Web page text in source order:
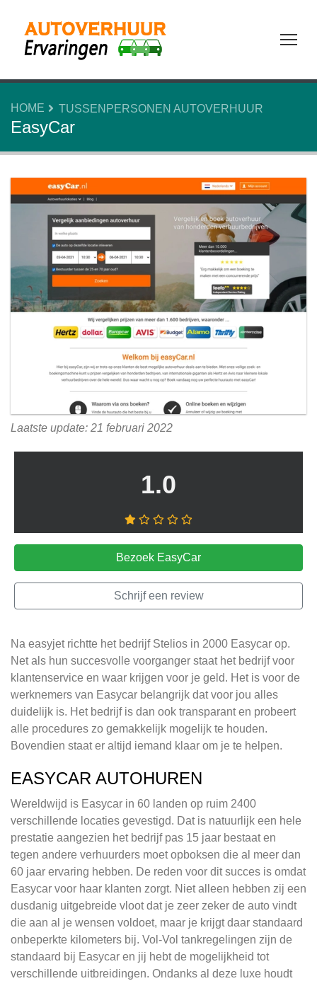
HOME TUSSENPERSONEN AUTOVERHUUR
EasyCar
Laatste update: 21 februari 2022
1.0
Bezoek EasyCar
Schrijf een review
Na easyjet richtte het bedrijf Stelios in 2000 Easycar op.
Net als hun succesvolle voorganger staat het bedrijf voor
klantenservice en waar krijgen voor je geld. Het is voor de
werknemers van Easycar belangrijk dat voor jou alles
duidelijk is. Het bedrijf is dan ook transparant en probeert
alle procedures zo gemakkelijk mogelijk te houden.
Bovendien staat er altijd iemand klaar om je te helpen.
EASYCAR AUTOHUREN
Wereldwijd is Easycar in 60 landen op ruim 2400
verschillende locaties gevestigd. Dat is natuurlijk een hele
prestatie aangezien het bedrijf pas 15 jaar bestaat en
tegen andere verhuurders moet opboksen die al meer dan
60 jaar ervaring hebben. De reden voor dit succes is omdat
Easycar voor haar klanten zorgt. Niet alleen hebben zij een
dusdanig uitgebreide vloot dat je zeer zeker de auto vindt
die aan al je wensen voldoet, maar je krijgt daar standaard
onbeperkte kilometers bij. Vol-Vol tankregelingen zijn de
standaard bij Easycar en jij hebt de mogelijkheid tot
verschillende uitbreidingen. Ondanks al deze luxe houdt